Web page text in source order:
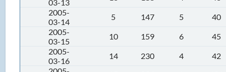
03-13
2005-
03-14
5 147 5
40
2005-
03-15
10 159 6
45
2005-
03-16
14 230 4
42